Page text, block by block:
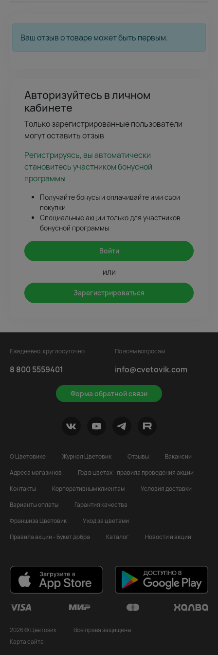
Ваш отзыв о товаре может быть первым.
Авторизуйтесь в личном
кабинете
Только зарегистрированные пользователи
могут оставить отзыв
Регистрируясь, вы автоматически
становитесь участником бонусной
программы
Получайте бонусы и оплачивайте ими свои
покупки
Специальные акции только для участников
бонусной программы
Войти
или
Зарегистрироваться
Ежедневно, круглосуточно
8 800 5559401
Форма обратной связи
По всем вопросам
info@cvetovik.com
О Цветовике Журнал Цветовик Отзывы
Вакансии
Адреса магазинов
Год в цветах - правила проведения акции
Контакты
Корпоративным клиентам
Условия доставки
Варианты оплаты
Гарантия качества
Франшиза Цветовик
Уход за цветами
Правила акции - Букет добра
Каталог Новости и акции
2026 © Цветовик
Все права защищены
Карта сайта